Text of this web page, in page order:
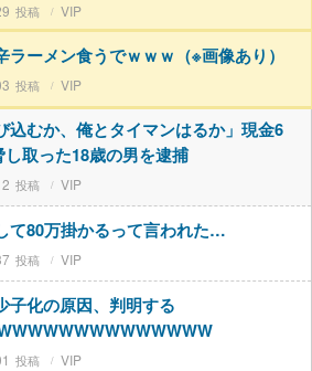
VIP
ラーメン食うでｗｗｗ（※画像あり）
VIP
込むか、俺とタイマンはるか」現金6
し取った18歳の男を逮捕
VIP
て80万掛かるって言われた…
VIP
子化の原因、判明する
VIP